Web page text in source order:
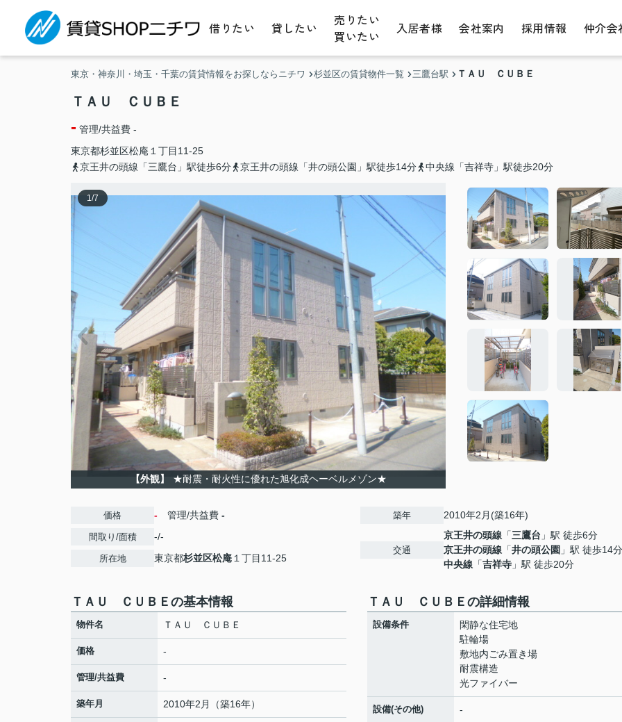
借りたい 貸したい
売りたい
買いたい
入居者様 会社案内 採用情報 仲介会
東京・神奈川・埼玉・千葉の賃貸情報をお探しならニチワ 杉並区の賃貸物件一覧 三鷹台駅 ＴＡＵ ＣＵＢＥ
ＴＡＵ ＣＵＢＥ
- 管理/共益費 -
東京都杉並区松庵 １丁目11-25
京王井の頭線「三鷹台」駅徒歩6分
京王井の頭線「井の頭公園」駅徒歩14分 中央線「吉祥寺」駅徒歩20分
1/7
【外観】 ★耐震・耐火性に優れた旭化成ヘーベルメゾン★
価格 - 管理/共益費 -
間取り/面積 -/-
所在地 東京都杉並区松庵 １丁目11-25
築年 2010年2月(築16年)
交通
京王井の頭線 「三鷹台 」駅 徒歩6分
京王井の頭線 「井の頭公園 」駅 徒歩14分
中央線 「吉祥寺 」駅 徒歩20分
ＴＡＵ ＣＵＢＥの基本情報
物件名 ＴＡＵ ＣＵＢＥ
価格 -
管理/共益費 -
築年月 2010年2月（築16年）
ＴＡＵ ＣＵＢＥの詳細情報
設備条件
閑静な住宅地
駐輪場
敷地内ごみ置き場
耐震構造
光ファイバー
設備(その他) -